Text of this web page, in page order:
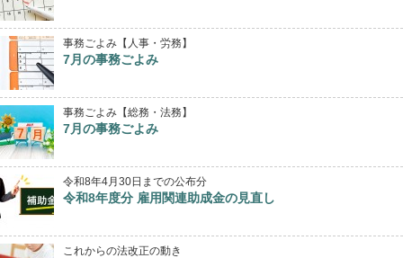
事務ごよみ【人事・労務】
7月の事務ごよみ
事務ごよみ【総務・法務】
7月の事務ごよみ
令和8年4月30日までの公布分
令和8年度分 雇用関連助成金の見直し
これからの法改正の動き